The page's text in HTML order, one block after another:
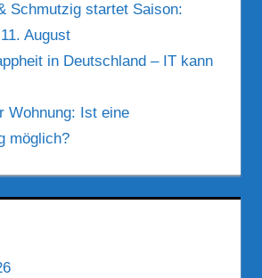
Schmutzig startet Saison:
August
in Deutschland – IT kann
Wohnung: Ist eine
möglich?